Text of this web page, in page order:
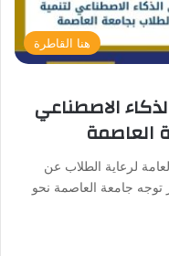
هنا القاطرة
الاصطناعي
العاصمة
لرعاية الطلاب عن
توجه جامعة العاصمة نحو